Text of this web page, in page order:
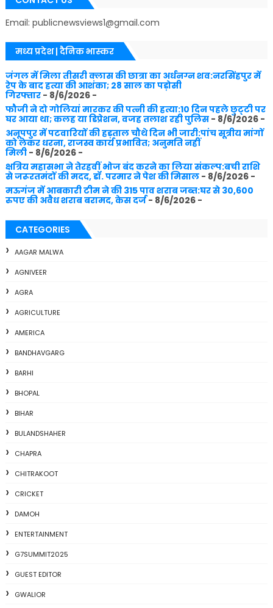
Email: publicnewsviews1@gmail.com
मध्य प्रदेश | दैनिक भास्कर
जंगल में मिला तीसरी क्लास की छात्रा का अर्धनग्न शव:नरसिंहपुर में
रेप के बाद हत्या की आशंका; 28 साल का पड़ोसी
गिरफ्तार- 8/6/2026-
फौजी ने दो गोलियां मारकर की पत्नी की हत्या:10 दिन पहले छुट्‌टी पर
घर आया था; कलह या डिप्रेशन, वजह तलाश रही पुलिस- 8/6/2026-
अनूपपुर में पटवारियों की हड़ताल चौथे दिन भी जारी:पांच सूत्रीय मांगों
को लेकर धरना, राजस्व कार्य प्रभावित; अनुमति नहीं
मिली- 8/6/2026-
क्षत्रिय महासभा ने तेरहवीं भोज बंद करने का लिया संकल्प:बची राशि
से जरूरतमंदों की मदद, डॉ. परमार ने पेश की मिसाल- 8/6/2026-
मऊगंज में आबकारी टीम ने की 315 पाव शराब जब्त:घर से 30,600
रुपए की अवैध शराब बरामद, केस दर्ज- 8/6/2026-
CATEGORIES
AAGAR MALWA
AGNIVEER
AGRA
AGRICULTURE
AMERICA
BANDHAVGARG
BARHI
BHOPAL
BIHAR
BULANDSHAHER
CHAPRA
CHITRAKOOT
CRICKET
DAMOH
ENTERTAINMENT
G7SUMMIT2025
GUEST EDITOR
GWALIOR